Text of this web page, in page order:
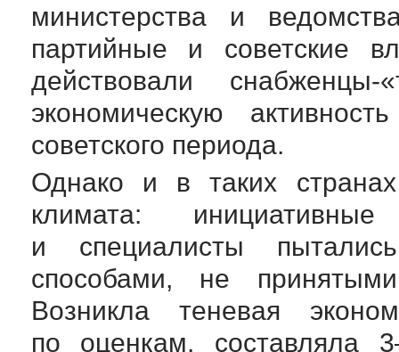
министерства и
партийные и советские
действовали
экономическую
советского периода.
Однако и в таких странах
климата: инициативные
и специалисты
способами, не
Возникла теневая
по оценкам, составляла